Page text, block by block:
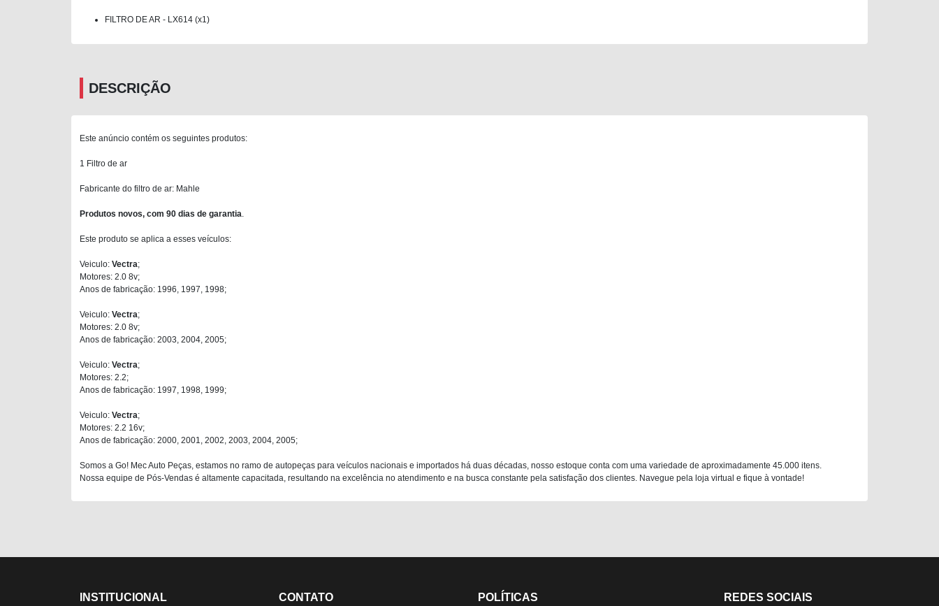
FILTRO DE AR - LX614 (x1)
DESCRIÇÃO
Este anúncio contém os seguintes produtos:
1 Filtro de ar
Fabricante do filtro de ar: Mahle
Produtos novos, com 90 dias de garantia
Este produto se aplica a esses veículos:
Veiculo: Vectra;
Motores: 2.0 8v;
Anos de fabricação: 1996, 1997, 1998;
Veiculo: Vectra;
Motores: 2.0 8v;
Anos de fabricação: 2003, 2004, 2005;
Veiculo: Vectra;
Motores: 2.2;
Anos de fabricação: 1997, 1998, 1999;
Veiculo: Vectra;
Motores: 2.2 16v;
Anos de fabricação: 2000, 2001, 2002, 2003, 2004, 2005;
Somos a Go! Mec Auto Peças, estamos no ramo de autopeças para veículos nacionais e importados há duas décadas, nosso estoque conta com uma variedade de aproximadamente 45.000 itens.
Nossa equipe de Pós-Vendas é altamente capacitada, resultando na excelência no atendimento e na busca constante pela satisfação dos clientes. Navegue pela loja virtual e fique à vontade!
INSTITUCIONAL CONTATO POLÍTICAS REDES SOCIAIS